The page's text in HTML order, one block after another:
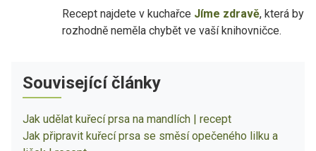
Recept najdete v kuchařce Jíme zdravě, která by
rozhodně neměla chybět ve vaší knihovničce.
Související články
Jak udělat kuřecí prsa na mandlích | recept
Jak připravit kuřecí prsa se směsí opečeného lilku a